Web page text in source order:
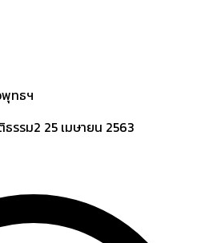
ทธฯ
ธรรม2 25 เมษายน 2563